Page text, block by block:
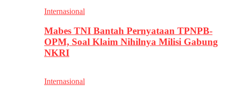
Internasional
Mabes TNI Bantah Pernyataan TPNPB-
OPM, Soal Klaim Nihilnya Milisi Gabung
NKRI
Internasional